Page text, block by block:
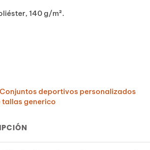
140 g/m².
Conjuntos deportivos personalizados
tallas generico